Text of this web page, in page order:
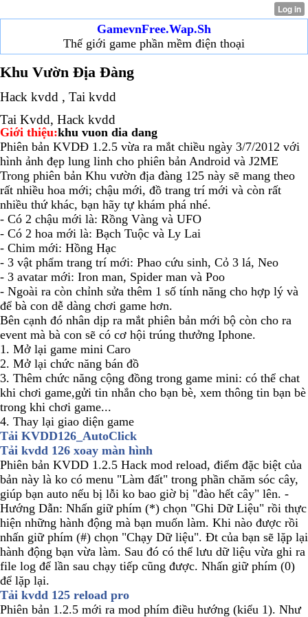
GamevnFree.Wap.Sh
Thế giới game phần mềm điện thoại
Khu Vườn Địa Đàng
Hack kvdd , Tai kvdd
Tai Kvdd, Hack kvdd
Giới thiệu:khu vuon dia dang
Phiên bản KVDĐ 1.2.5 vừa ra mắt chiều ngày 3/7/2012 với
hình ảnh đẹp lung linh cho phiên bản Android và J2ME
Trong phiên bản Khu vườn địa đàng 125 này sẽ mang theo
rất nhiều hoa mới; chậu mới, đồ trang trí mới và còn rất
nhiều thứ khác, bạn hãy tự khám phá nhé.
- Có 2 chậu mới là: Rồng Vàng và UFO
- Có 2 hoa mới là: Bạch Tuộc và Ly Lai
- Chim mới: Hồng Hạc
- 3 vật phẩm trang trí mới: Phao cứu sinh, Cỏ 3 lá, Neo
- 3 avatar mới: Iron man, Spider man và Poo
- Ngoài ra còn chỉnh sửa thêm 1 số tính năng cho hợp lý và
để bà con dễ dàng chơi game hơn.
Bên cạnh đó nhân dịp ra mắt phiên bản mới bộ còn cho ra
event mà bà con sẽ có cơ hội trúng thưởng Iphone.
1. Mở lại game mini Caro
2. Mở lại chức năng bán đồ
3. Thêm chức năng cộng đồng trong game mini: có thể chat
khi chơi game,gửi tin nhắn cho bạn bè, xem thông tin bạn bè
trong khi chơi game...
4. Thay lại giao diện game
Tải KVDD126_AutoClick
Tải kvdd 126 xoay màn hình
Phiên bản KVDD 1.2.5 Hack mod reload, điểm đặc biệt của
bản này là ko có menu "Làm đất" trong phần chăm sóc cây,
giúp bạn auto nếu bị lỗi ko bao giờ bị "đào hết cây" lên. -
Hướng Dẫn: Nhấn giữ phím (*) chọn "Ghi Dữ Liệu" rồi thực
hiện những hành động mà bạn muốn làm. Khi nào được rồi
nhấn giữ phím (#) chọn "Chạy Dữ liệu". Đt của bạn sẽ lặp lại
hành động bạn vừa làm. Sau đó có thể lưu dữ liệu vừa ghi ra
file log để lần sau chạy tiếp cũng được. Nhấn giữ phím (0)
để lặp lại.
Tải kvdd 125 reload pro
Phiên bản 1.2.5 mới ra mod phím điều hướng (kiểu 1). Như